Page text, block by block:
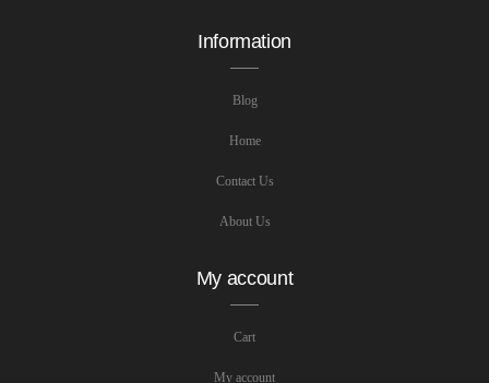
Information
Blog
Home
Contact Us
About Us
My account
Cart
My account